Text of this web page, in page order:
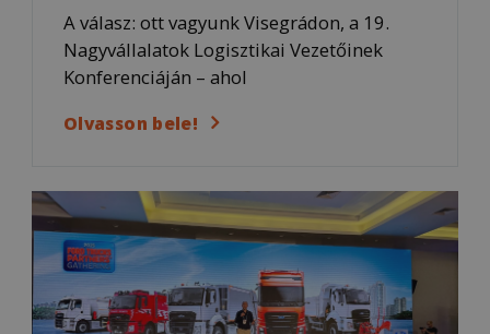
A válasz: ott vagyunk Visegrádon, a 19.
Nagyvállalatok Logisztikai Vezetőinek
Konferenciáján – ahol
Olvasson bele!